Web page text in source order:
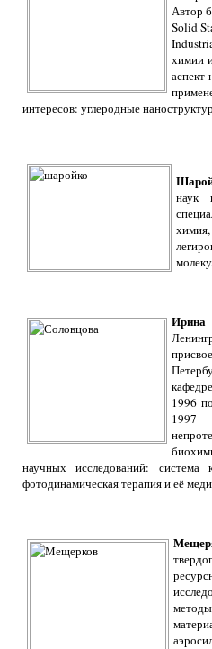
Автор
Solid
химии
аспект
интересов: углеродные
наук
Ирина
1996
1997
научных исследований: система
фотодинамическая терапия и её